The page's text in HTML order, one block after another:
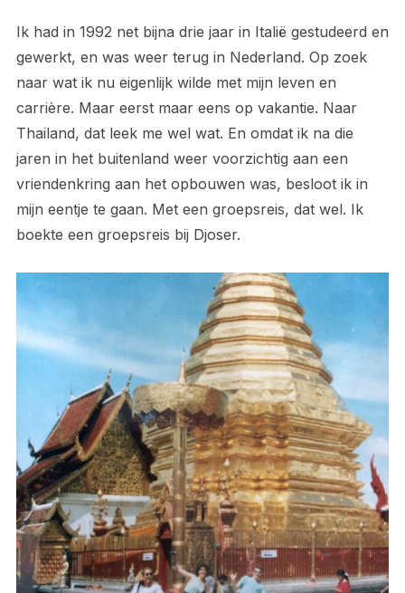
Ik had in 1992 net bijna drie jaar in Italië gestudeerd en
gewerkt, en was weer terug in Nederland. Op zoek
naar wat ik nu eigenlijk wilde met mijn leven en
carrière. Maar eerst maar eens op vakantie. Naar
Thailand, dat leek me wel wat. En omdat ik na die
jaren in het buitenland weer voorzichtig aan een
vriendenkring aan het opbouwen was, besloot ik in
mijn eentje te gaan. Met een groepsreis, dat wel. Ik
boekte een groepsreis bij Djoser.